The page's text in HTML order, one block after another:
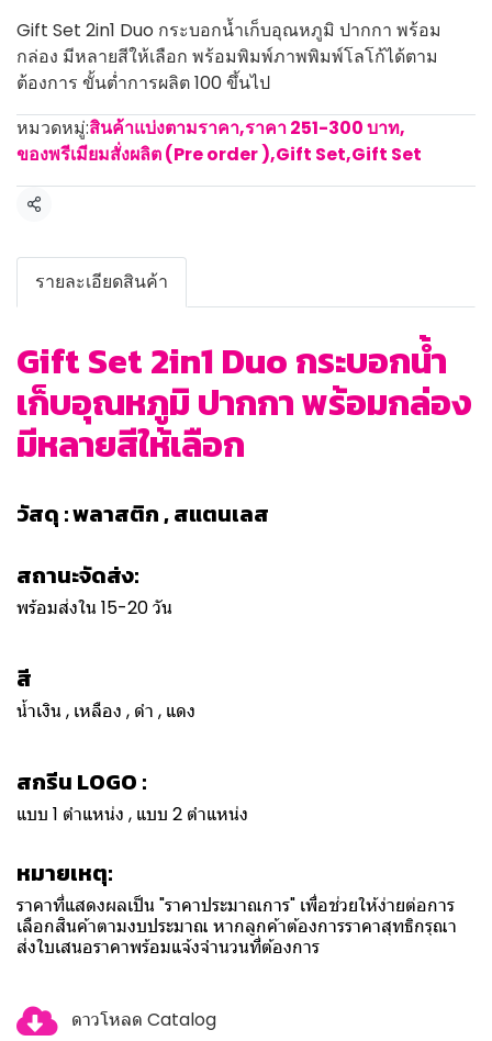
Gift Set 2in1 Duo กระบอกน้ำเก็บอุณหภูมิ ปากกา พร้อม
กล่อง มีหลายสีให้เลือก พร้อมพิมพ์ภาพพิมพ์โลโก้ได้ตาม
ต้องการ ขั้นต่ำการผลิต 100 ขึ้นไป
หมวดหมู่:สินค้าแบ่งตามราคา,ราคา 251-300 บาท,
ของพรีเมียมสั่งผลิต (Pre order ),Gift Set,Gift Set
แชร์
รายละเอียดสินค้า
Gift Set 2in1 Duo กระบอกน้ำ
เก็บอุณหภูมิ ปากกา พร้อมกล่อง
มีหลายสีให้เลือก
วัสดุ : พลาสติก , สแตนเลส
สถานะจัดส่ง:
พร้อมส่งใน 15-20 วัน
สี
น้ำเงิน , เหลือง , ดำ , แดง
สกรีน LOGO :
แบบ 1 ตำแหน่ง , แบบ 2 ตำแหน่ง
หมายเหตุ:
ราคาที่แสดงผลเป็น "ราคาประมาณการ" เพื่อช่วยให้ง่ายต่อการ
เลือกสินค้าตามงบประมาณ หากลูกค้าต้องการราคาสุทธิกรุณา
ส่งใบเสนอราคาพร้อมแจ้งจำนวนที่ต้องการ
ดาวโหลด Catalog